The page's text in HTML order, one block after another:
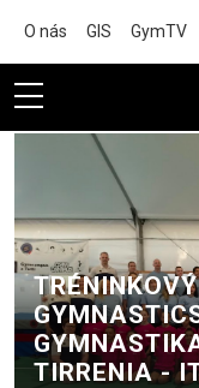
O nás GIS GymTV
TIRRENIA -